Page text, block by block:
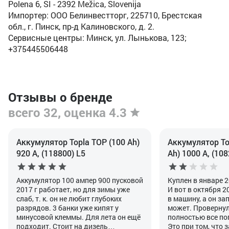
Polena 6, SI - 2392 Mežica, Slovenija
Импортер: ООО Белинвестторг, 225710, Брестская
обл., г. Пинск, пр-д Калиновского, д. 2.
Сервисные центры: Минск, ул. Лынькова, 123;
+375445506448
Отзывы о бренде
всего 32, оценка 4.3
Аккумулятор Topla TOP (100 Ah)
920 А, (118800) L5
Аккумулятор 100 ампер 900 пусковой
2017 г работает, но для зимы уже
слаб, т. к. он не любит глубоких
разрядов. 3 банки уже кипят у
минусовой клеммы. Для лета он ещё
подходит. Стоит на дизель
Аккумулятор
Ah) 1000 А,
Куплен в январе
И вот в октября
в машину, а он
может.
полностью все
Это при том, что